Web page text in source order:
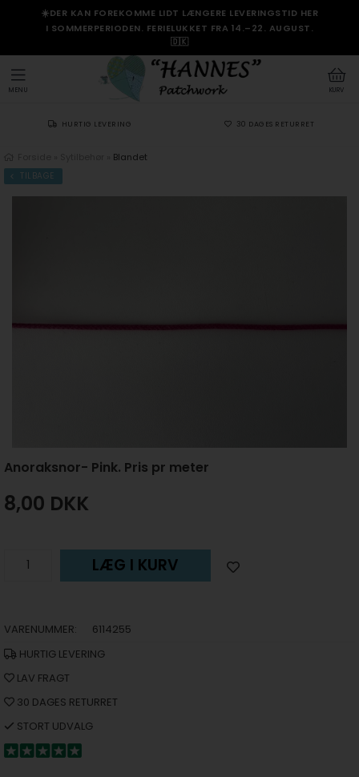
☀️DER KAN FOREKOMME LIDT LÆNGERE LEVERINGSTID HER
I SOMMERPERIODEN. FERIELUKKET FRA 14.–22. AUGUST.
🇩🇰
KURV
MENU
HURTIG LEVERING 30 DAGES RETURRET
Blandet
TILBAGE
Anoraksnor- Pink. Pris pr meter
8,00 DKK
LÆG I KURV
VARENUMMER:
6114255
HURTIG LEVERING
LAV FRAGT
30 DAGES RETURRET
STORT UDVALG